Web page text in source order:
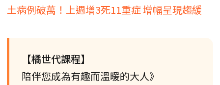
土病例破萬！上週增3死11重症 增幅呈現趨緩
【橘世代課程】
陪伴您成為有趣而溫暖的大人》